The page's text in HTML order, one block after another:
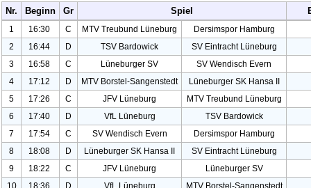
Nr. Beginn Gr Spiel
1 16:30 C MTV Treubund Lüneburg
Dersimspor Hamburg
2
16:44 D TSV Bardowick
SV Eintracht Lüneburg
3
16:58 C Lüneburger SV
SV Wendisch Evern
4
17:12 D MTV Borstel-Sangenstedt
Lüneburger SK Hansa II
5
17:26 C JFV Lüneburg
MTV Treubund Lüneburg
6
17:40 D VfL Lüneburg
TSV Bardowick
7
17:54 C SV Wendisch Evern
Dersimspor Hamburg
8
18:08 D Lüneburger SK Hansa II
SV Eintracht Lüneburg
9
18:22 C JFV Lüneburg
Lüneburger SV
10
18:36 D VfL Lüneburg
MTV Borstel-Sangenstedt